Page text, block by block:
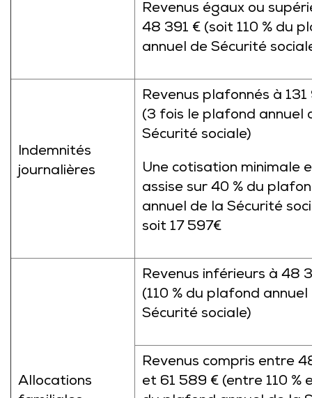
Revenus égaux ou
48 391 € (soit 110 % du
annuel de Sécurité
Indemnités
journalières
Revenus plafonnés à 131
(3 fois le plafond annuel
Sécurité sociale)
Une cotisation minimale
assise sur 40 % du
annuel de la Sécurité
soit 17 597€
Allocations
Revenus inférieurs à 48
(110 % du plafond
Sécurité sociale)
Revenus compris entre
et 61 589 € (entre 110 %